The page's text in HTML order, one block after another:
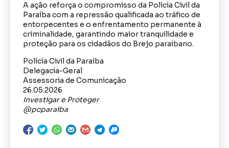
A ação reforça o compromisso da Polícia Civil da
Paraíba com a repressão qualificada ao tráfico de
entorpecentes e o enfrentamento permanente à
criminalidade, garantindo maior tranquilidade e
proteção para os cidadãos do Brejo paraibano.
Polícia Civil da Paraíba
Delegacia-Geral
Assessoria de Comunicação
26.05.2026
Investigar e Proteger
@pcparaiba